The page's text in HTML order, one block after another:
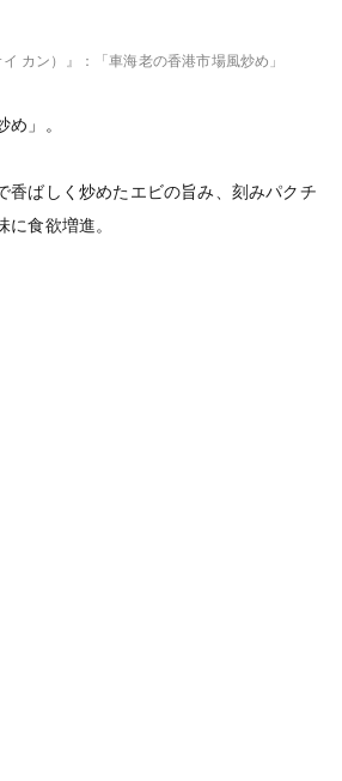
カン）』：「車海老の香港市場風炒め」
め」。
香ばしく炒めたエビの旨み、刻みパクチ
に食欲増進。